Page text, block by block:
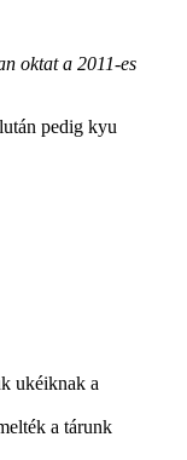
oktat a 2011-es
pedig kyu
ukéiknak a
a tárunk